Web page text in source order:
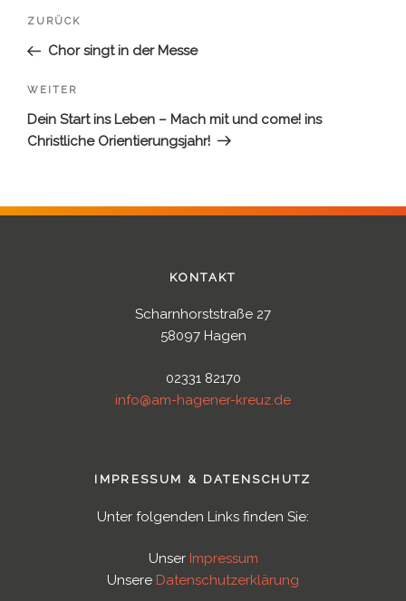
Beitragsnavigation
Vorheriger
Beitrag
ZURÜCK
Chor singt in der Messe
Nächster
Beitrag
WEITER
Dein Start ins Leben – Mach mit und come! ins
Christliche Orientierungsjahr!
KONTAKT
Scharnhorststraße 27
58097 Hagen
02331 82170
info@am-hagener-kreuz.de
IMPRESSUM & DATENSCHUTZ
Unter folgenden Links finden Sie:
Unser Impressum
Unsere Datenschutzerklärung